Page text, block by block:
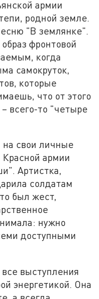
армии
родной земле.
"В землянке".
фронтовой
когда
самокруток,
которые
что от этого
всего-то "четыре
на свои личные
Красной армии
Артистка,
солдатам
был жест,
нужно
доступными
выступления
энергетикой. Она